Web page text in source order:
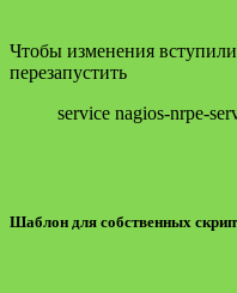
Чтобы изменения
перезапустить
service nagios-nrpe-
Шаблон для собственных